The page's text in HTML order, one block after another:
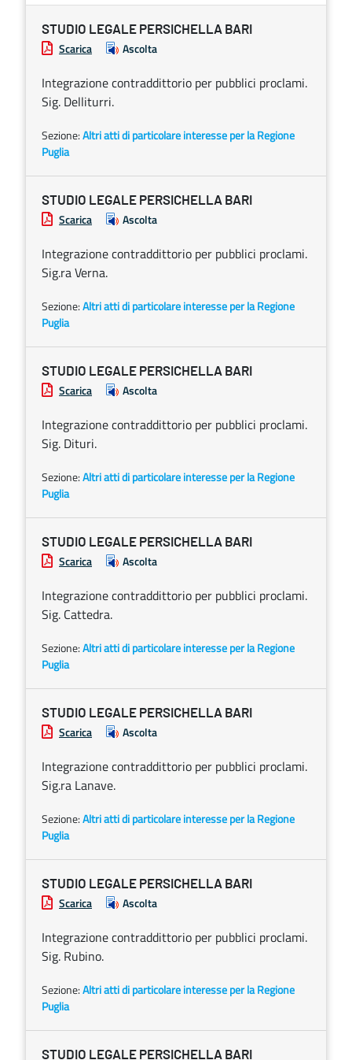
STUDIO LEGALE PERSICHELLA BARI
Scarica Ascolta
Integrazione contraddittorio per pubblici proclami.
Sig. Delliturri.
Sezione:Altri atti di particolare interesse per la Regione
Puglia
STUDIO LEGALE PERSICHELLA BARI
Scarica Ascolta
Integrazione contraddittorio per pubblici proclami.
Sig.ra Verna.
Sezione:Altri atti di particolare interesse per la Regione
Puglia
STUDIO LEGALE PERSICHELLA BARI
Scarica Ascolta
Integrazione contraddittorio per pubblici proclami.
Sig. Dituri.
Sezione:Altri atti di particolare interesse per la Regione
Puglia
STUDIO LEGALE PERSICHELLA BARI
Scarica Ascolta
Integrazione contraddittorio per pubblici proclami.
Sig. Cattedra.
Sezione:Altri atti di particolare interesse per la Regione
Puglia
STUDIO LEGALE PERSICHELLA BARI
Scarica Ascolta
Integrazione contraddittorio per pubblici proclami.
Sig.ra Lanave.
Sezione:Altri atti di particolare interesse per la Regione
Puglia
STUDIO LEGALE PERSICHELLA BARI
Scarica Ascolta
Integrazione contraddittorio per pubblici proclami.
Sig. Rubino.
Sezione:Altri atti di particolare interesse per la Regione
Puglia
STUDIO LEGALE PERSICHELLA BARI